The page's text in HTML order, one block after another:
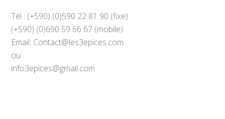
Tél : (+590) (0)590 22 81 90 (fixe)
(+590) (0)690 59 66 67 (mobile)
Email: Contact@les3epices.com
ou
info3epices@gmail.com